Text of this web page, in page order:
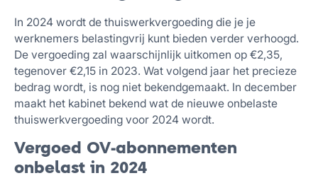
In 2024 wordt de thuiswerkvergoeding die je je
werknemers belastingvrij kunt bieden verder verhoogd.
De vergoeding zal waarschijnlijk uitkomen op €2,35,
tegenover €2,15 in 2023. Wat volgend jaar het precieze
bedrag wordt, is nog niet bekendgemaakt. In december
maakt het kabinet bekend wat de nieuwe onbelaste
thuiswerkvergoeding voor 2024 wordt.
Vergoed OV-abonnementen
onbelast in 2024